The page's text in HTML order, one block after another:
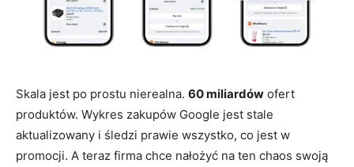
Skala jest po prostu nierealna. 60 miliardów ofert
produktów. Wykres zakupów Google jest stale
aktualizowany i śledzi prawie wszystko, co jest w
promocji. A teraz firma chce nałożyć na ten chaos swoją